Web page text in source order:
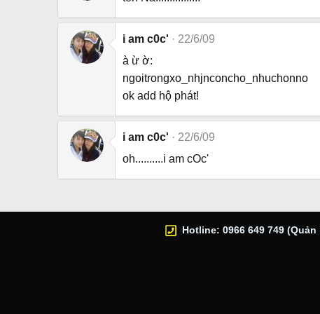
i am c0c'
22/6/09
à ừ ờ:
ngoitrongxo_nhjnconcho_nhuchonno
ok add hộ phát!
i am c0c'
22/6/09
oh..........i am cOc'
Hotline: 0966 649 749